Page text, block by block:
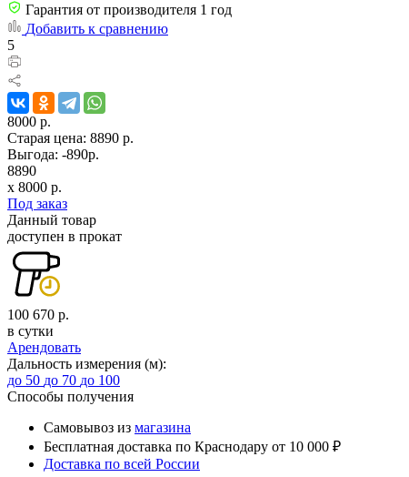
Гарантия от производителя 1 год
Добавить к сравнению
5
8000 р.
Старая цена: 8890 р.
Выгода: -890р.
8890
x 8000 р.
Под заказ
Данный товар
доступен в прокат
100 670 р.
в сутки
Арендовать
Дальность измерения (м):
до 50 до 70 до 100
Способы получения
Самовывоз из магазина
Бесплатная доставка по Краснодару от 10 000 ₽
Доставка по всей России